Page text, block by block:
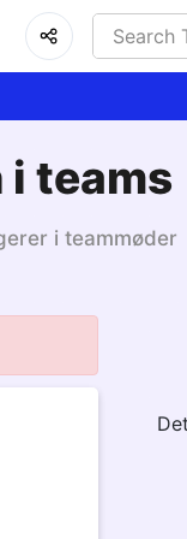
teams
i teammøder